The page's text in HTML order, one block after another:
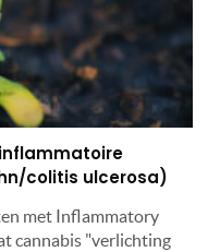
colitis ulcerosa)
met Inflammatory
cannabis "verlichting